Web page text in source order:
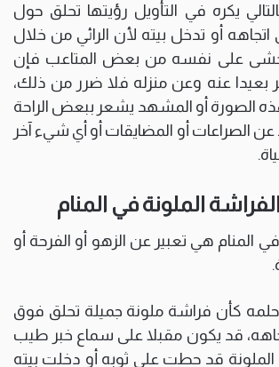
يكره في التأويل رؤيتها تحلق حول
اتجاهه أو تدخل بيته لأن الرائي من خلال
على نفسه من بعض المتاعب فإن
بعيدا عنه وعن منزله فلا ضرر من ذلك،
الصورة أو المشهد يشعر ببعض الراحة
عن الصراعات أو المضايقات أو أي شيء آخر
الملونة في المنام
المنام هي تعبير عن الزهو أو الفرحة أو
كأن فراشة ملونة جميلة تحلق فوق
قد يكون مقبلا على سماع خبر طيب
الملونة قد حطت على ثوبه أو دخلت بيته